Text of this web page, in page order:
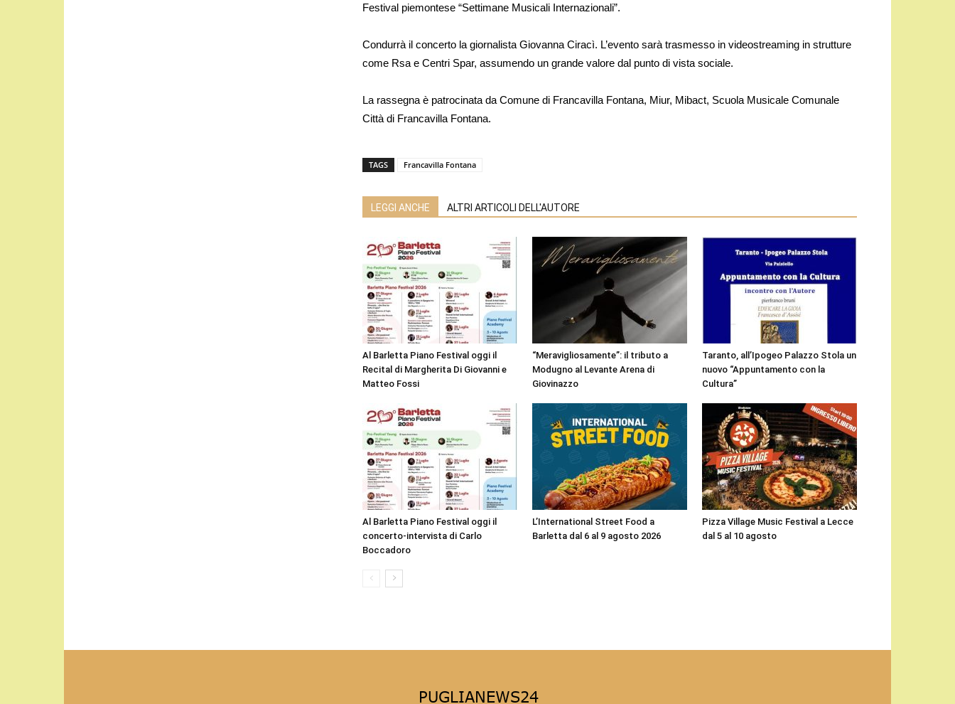
Festival piemontese “Settimane Musicali Internazionali”.
Condurrà il concerto la giornalista Giovanna Ciracì. L’evento sarà trasmesso in videostreaming in strutture
come Rsa e Centri Spar, assumendo un grande valore dal punto di vista sociale.
La rassegna è patrocinata da Comune di Francavilla Fontana, Miur, Mibact, Scuola Musicale Comunale
Città di Francavilla Fontana.
TAGS Francavilla Fontana
LEGGI ANCHE ALTRI ARTICOLI DELL'AUTORE
Al Barletta Piano Festival oggi il
Recital di Margherita Di Giovanni e
Matteo Fossi
“Meravigliosamente”: il tributo a
Modugno al Levante Arena di
Giovinazzo
Taranto, all’Ipogeo Palazzo Stola un
nuovo “Appuntamento con la
Cultura”
Al Barletta Piano Festival oggi il
concerto-intervista di Carlo
Boccadoro
L’International Street Food a
Barletta dal 6 al 9 agosto 2026
Pizza Village Music Festival a Lecce
dal 5 al 10 agosto